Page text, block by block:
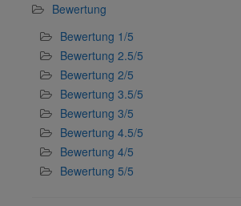
Bewertung
Bewertung 1/5
Bewertung 2.5/5
Bewertung 2/5
Bewertung 3.5/5
Bewertung 3/5
Bewertung 4.5/5
Bewertung 4/5
Bewertung 5/5